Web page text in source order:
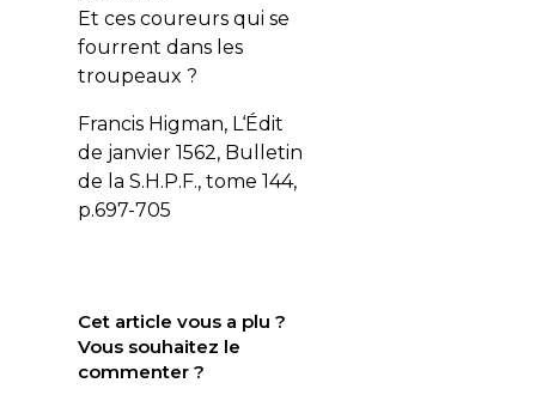
Et ces coureurs qui se
fourrent dans les
troupeaux ?
Francis Higman, L‘Édit
de janvier 1562, Bulletin
de la S.H.P.F., tome 144,
p.697-705
Cet article vous a plu ?
Vous souhaitez le
commenter ?